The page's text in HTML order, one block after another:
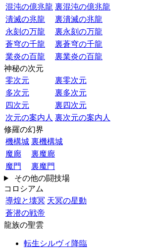
混沌の億兆龍 裏混沌の億兆龍
潰滅の兆龍
裏潰滅の兆龍
永刻の万龍
裏永刻の万龍
蒼穹の千龍
裏蒼穹の千龍
業炎の百龍
裏業炎の百龍
神秘の次元
零次元
裏零次元
多次元
裏多次元
四次元
裏四次元
次元の案内人 裏次元の案内人
修羅の幻界
機構城 裏機構城
魔廊
裏魔廊
魔門
裏魔門
その他の闘技場
コロシアム
導煌と壊冥 天冥の星動
蒼潜の戦帝
龍族の聖雲
転生シルヴィ降臨